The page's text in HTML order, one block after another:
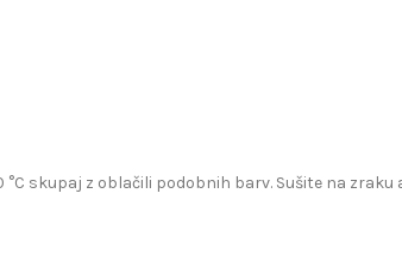
skupaj z oblačili podobnih barv. Sušite na